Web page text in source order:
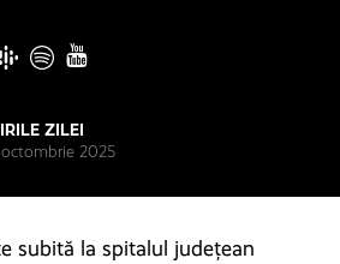
ZILEI
2025
subită la spitalul județean